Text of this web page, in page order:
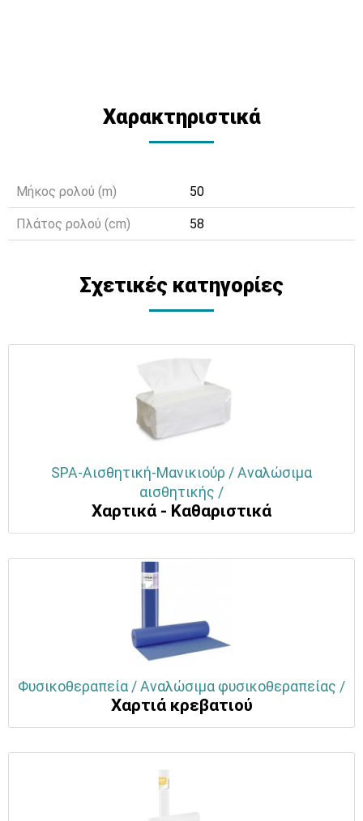
Χαρακτηριστικά
Μήκος ρολού (m) 50
Πλάτος ρολού (cm) 58
Σχετικές κατηγορίες
SPA-Αισθητική-Μανικιούρ / Αναλώσιμα
αισθητικής /
Χαρτικά - Καθαριστικά
Φυσικοθεραπεία / Αναλώσιμα φυσικοθεραπείας /
Χαρτιά κρεβατιού